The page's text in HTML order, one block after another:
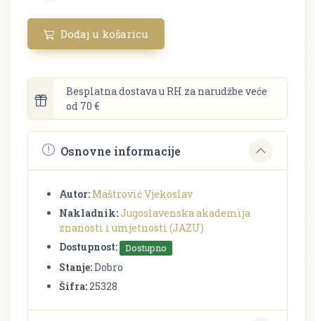
Dodaj u košaricu
Besplatna dostava u RH za narudžbe veće
od 70 €
Osnovne informacije
Autor: Maštrović Vjekoslav
Nakladnik:Jugoslavenska akademija
znanosti i umjetnosti (JAZU)
Dostupnost:
Dostupno
Stanje:Dobro
Šifra:25328